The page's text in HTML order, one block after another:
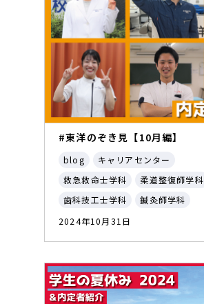
#東洋のぞき見【10月編】
blog
キャリアセンター
救急救命士学科
柔道整復師学科
歯科技工士学科
鍼灸師学科
2024年10月31日